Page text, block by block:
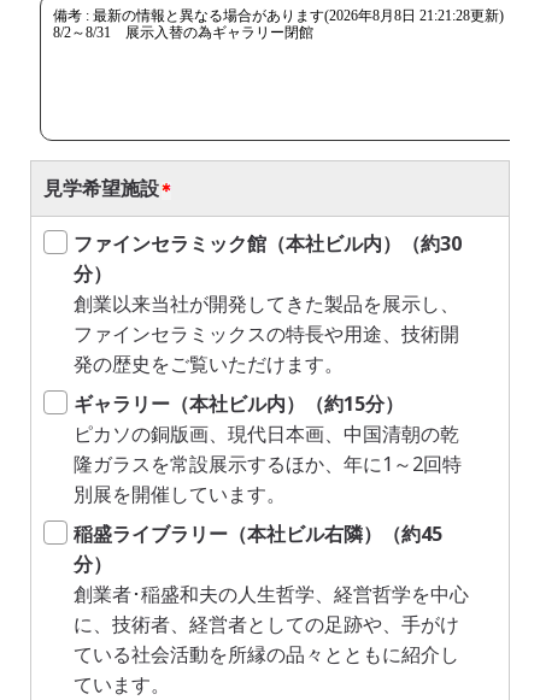
見学希望施設
ファインセラミック館（本社ビル内）（約30
分）
創業以来当社が開発してきた製品を展示し、
ファインセラミックスの特長や用途、技術開
発の歴史をご覧いただけます。
ギャラリー（本社ビル内）（約15分）
ピカソの銅版画、現代日本画、中国清朝の乾
隆ガラスを常設展示するほか、年に1～2回特
別展を開催しています。
稲盛ライブラリー（本社ビル右隣）（約45
分）
創業者･稲盛和夫の人生哲学、経営哲学を中心
に、技術者、経営者としての足跡や、手がけ
ている社会活動を所縁の品々とともに紹介し
ています。